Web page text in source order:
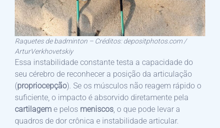
Raquetes de badminton – Créditos: depositphotos.com /
ArturVerkhovetskiy
Essa instabilidade constante testa a capacidade do
seu cérebro de reconhecer a posição da articulação
(propriocepção). Se os músculos não reagem rápido o
suficiente, o impacto é absorvido diretamente pela
cartilagem e pelos meniscos, o que pode levar a
quadros de dor crônica e instabilidade articular.